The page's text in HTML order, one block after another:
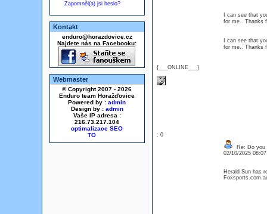
Zapomněl(a) jsi heslo?
Kontakt
enduro@horazdovice.cz
Najdete nás na Facebooku:
Webmaster
© Copyright 2007 - 2026
Enduro team Horažďovice
Powered by : admin
Design by : admin
Vaše IP adresa :
216.73.217.104
optimalizace SEO
{___ONLINE___}
I can see that
for me.. Thanks
I can see that
for me.. Thanks
: 0
Re: Do you
02/10/2025
Herald Sun has